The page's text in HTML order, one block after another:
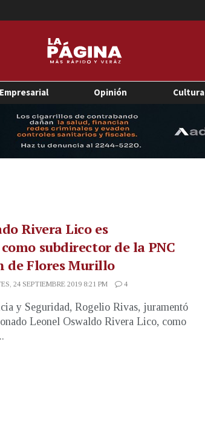
Empresarial Opinión Cultura
Rivera Lico es
subdirector de la PNC
de Flores Murillo
24 SEPTIEMBRE 2019 8:21 PM 4
y Seguridad, Rogelio Rivas, juramentó
Leonel Oswaldo Rivera Lico, como